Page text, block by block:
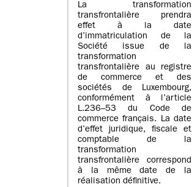
La transformation
transfrontalière prendra
effet à la date
d’immatriculation de la
Société issue de la
transformation
transfrontalière au registre
de commerce et des
sociétés de Luxembourg,
conformément à l’article
L.236–53 du Code de
commerce français. La date
d’effet juridique, fiscale et
comptable de la
transformation
transfrontalière correspond
à la même date de la
réalisation définitive.